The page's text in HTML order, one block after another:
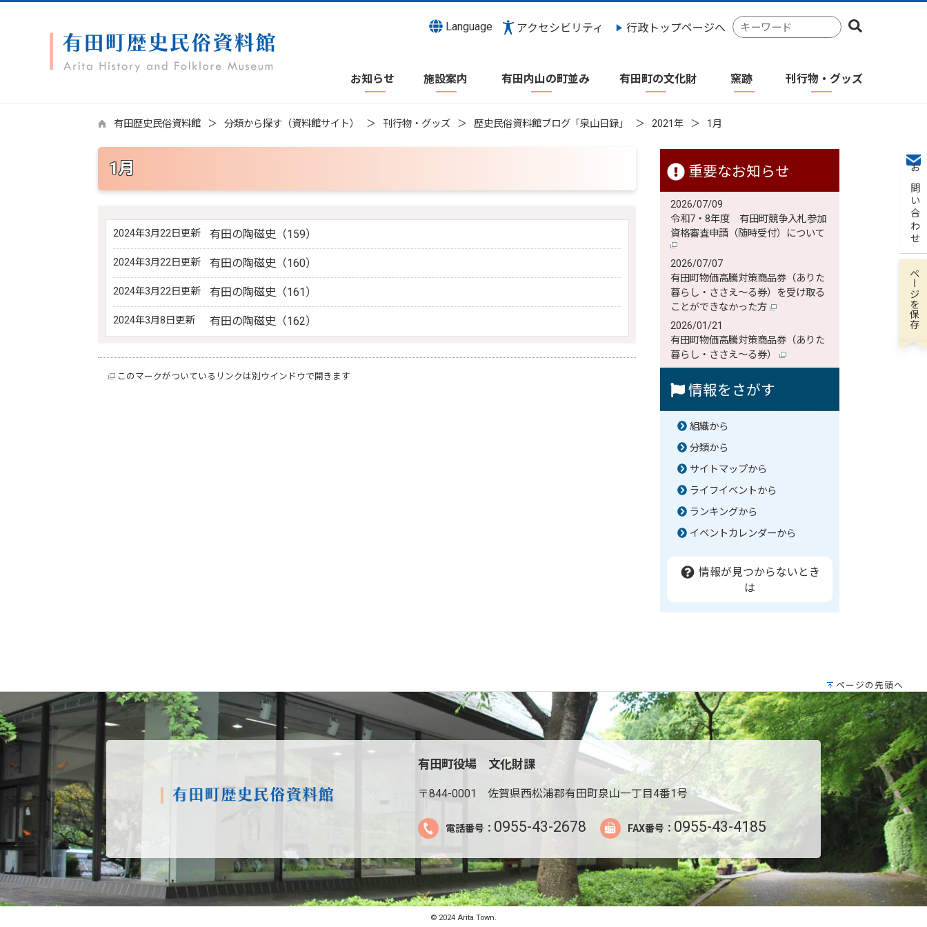
Language アクセシビリティ 行政トップページへ
検
索
ワ
お知らせ 施設案内 有田内山の町並み 有田町の文化財 窯跡 刊行物・グッズ
お問い合わせ
有田歴史民俗資料館 分類から探す（資料館サイト） 刊行物・グッズ 歴史民俗資料館ブログ「泉山日録」 2021年 1月
1月
2024年3月22日更新 有田の陶磁史（159）
2024年3月22日更新 有田の陶磁史（160）
2024年3月22日更新 有田の陶磁史（161）
2024年3月8日更新 有田の陶磁史（162）
このマークがついているリンクは別ウインドウで開きます
重要なお知らせ
2026/07/09
令和7・8年度 有田町競争入札参加
資格審査申請（随時受付）について
2026/07/07
有田町物価高騰対策商品券（ありた
暮らし・ささえ～る券）を受け取る
ことができなかった方
2026/01/21
有田町物価高騰対策商品券（ありた
暮らし・ささえ～る券）
情報をさがす
組織から
分類から
サイトマップから
ライフイベントから
ランキングから
イベントカレンダーから
情報が見つからないとき
は
ページの先頭へ
有田町役場 文化財課
〒844-0001 佐賀県西松浦郡有田町泉山一丁目4番1号
電話番号： 0955-43-2678 FAX番号： 0955-43-4185
© 2024 Arita Town.
ページを保存